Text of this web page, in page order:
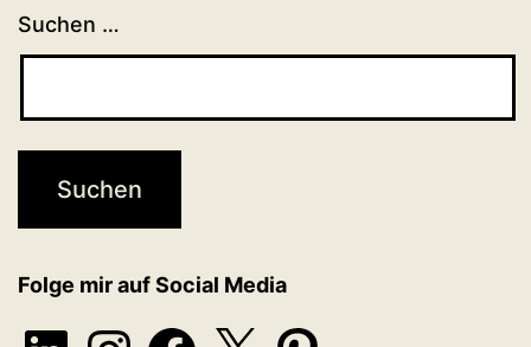
Suchen …
Folge mir auf Social Media
LinkedInInstagramFacebook
X Pinterest